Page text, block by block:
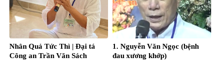
Nhân Quả Tức Thì | Đại tá
Công an Trần Văn Sách
1. Nguyễn Văn Ngọc (bệnh
đau xương khớp)